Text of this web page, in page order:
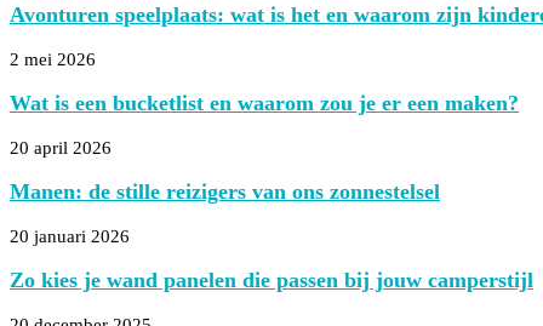
Avonturen speelplaats: wat is het en waarom zijn
2 mei 2026
Wat is een bucketlist en waarom zou je er een maken?
20 april 2026
Manen: de stille reizigers van ons zonnestelsel
20 januari 2026
Zo kies je wand panelen die passen bij jouw camperstijl